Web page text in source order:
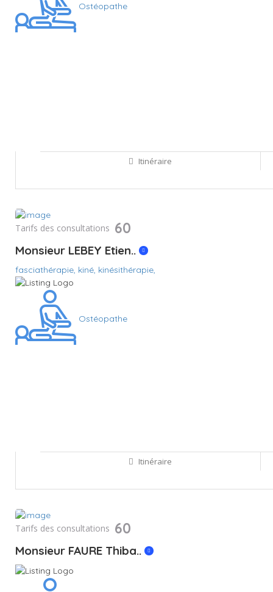
Sauvegarder
Ostéopathe
Itinéraire
Sauvegarder
Tarifs des consultations 60
Monsieur LEBEY Etien..
fasciathérapie, kiné, kinésithérapie,
Ostéopathe
Itinéraire
Tarifs des consultations 60
Monsieur FAURE Thiba..